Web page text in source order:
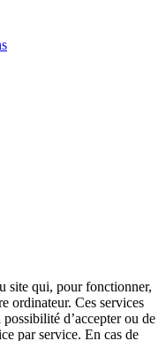
site qui, pour fonctionner,
ordinateur. Ces services
d’accepter ou de
par service. En cas de